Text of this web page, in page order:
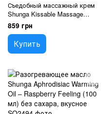
Съедобный массажный крем
Shunga Kissable Massage
Cream - Intoxicating Chocolate
(200 мл)
859 грн
Купить